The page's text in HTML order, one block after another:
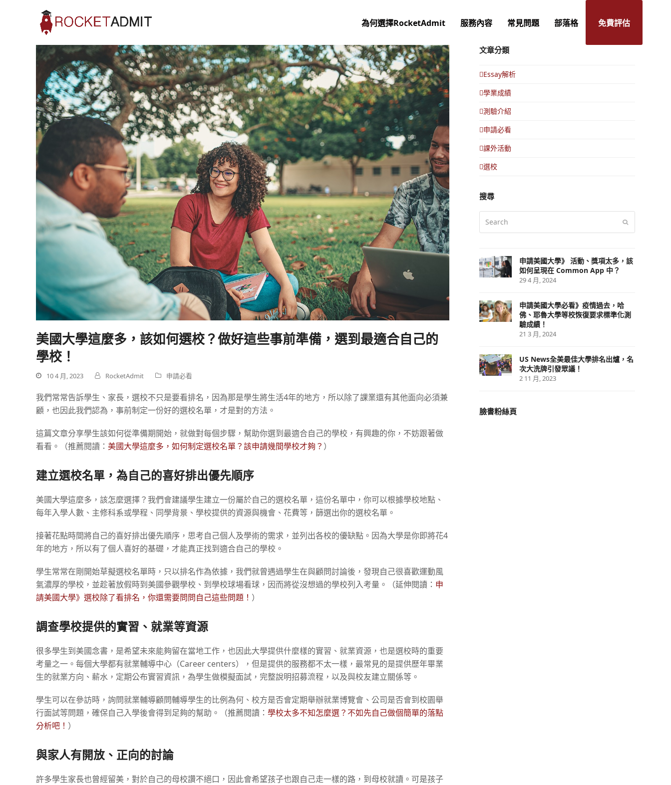
為何選擇RocketAdmit 服務內容 常見問題 部落格 免費評估
美國大學這麼多，該如何選校？做好這些事前準備，選到最適合自己的
學校！
10 4 月, 2023 RocketAdmit 申請必看
我們常常告訴學生、家長，選校不只是要看排名，因為那是學生將生活4年的地方，所以除了課業還有其他面向必須兼
顧，也因此我們認為，事前制定一份好的選校名單，才是對的方法。
這篇文章分享學生該如何從準備期開始，就做對每個步驟，幫助你選到最適合自己的學校，有興趣的你，不妨跟著做
看看。（推薦閱讀： 美國大學這麼多，如何制定選校名單？該申請幾間學校才夠？ ）
建立選校名單，為自己的喜好排出優先順序
美國大學這麼多，該怎麼選擇？我們會建議學生建立一份屬於自己的選校名單，這份名單中，你可以根據學校地點、
每年入學人數、主修科系或學程、同學背景、學校提供的資源與機會、花費等，篩選出你的選校名單。
接著花點時間將自己的喜好排出優先順序，思考自己個人及學術的需求，並列出各校的優缺點。因為大學是你即將花4
年的地方，所以有了個人喜好的基礎，才能真正找到適合自己的學校。
學生常常在剛開始草擬選校名單時，只以排名作為依據，我們就曾遇過學生在與顧問討論後，發現自己很喜歡運動風
氣濃厚的學校，並趁著放假時到美國參觀學校、到學校球場看球，因而將從沒想過的學校列入考量。（延伸閱讀： 申
請美國大學》選校除了看排名，你還需要問問自己這些問題！ ）
調查學校提供的實習、就業等資源
很多學生到美國念書，是希望未來能夠留在當地工作，也因此大學提供什麼樣的實習、就業資源，也是選校時的重要
考量之一。每個大學都有就業輔導中心（Career centers），但是提供的服務都不太一樣，最常見的是提供歷年畢業
生的就業方向、薪水，定期公布實習資訊，為學生做模擬面試，完整說明招募流程，以及與校友建立關係等。
學生可以在參訪時，詢問就業輔導顧問輔導學生的比例為何、校方是否會定期舉辦就業博覽會、公司是否會到校園舉
行面試等問題，確保自己入學後會得到足夠的幫助。（推薦閱讀： 學校太多不知怎麼選？不如先自己做個簡單的落點
分析吧！ ）
與家人有開放、正向的討論
許多學生家長也曾經留美，對於自己的母校讚不絕口，因此會希望孩子也跟自己走一樣的路，到母校就讀。可是孩子
文章分類
Essay解析
學業成績
測驗介紹
申請必看
課外活動
選校
搜尋
申請美國大學》 活動、獎項太多，該
如何呈現在 Common App 中？
29 4 月, 2024
申請美國大學必看》疫情過去，哈
佛、耶魯大學等校恢復要求標準化測
驗成績！
21 3 月, 2024
US News全美最佳大學排名出爐，名
次大洗牌引發眾議！
2 11 月, 2023
臉書粉絲頁